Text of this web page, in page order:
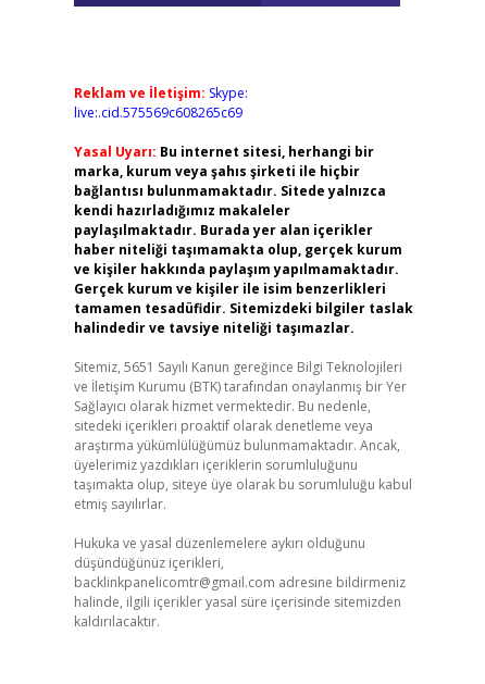
Reklam ve İletişim: Skype:
live:.cid.575569c608265c69
Yasal Uyarı: Bu internet sitesi, herhangi bir
marka, kurum veya şahıs şirketi ile hiçbir
bağlantısı bulunmamaktadır. Sitede yalnızca
kendi hazırladığımız makaleler
paylaşılmaktadır. Burada yer alan içerikler
haber niteliği taşımamakta olup, gerçek kurum
ve kişiler hakkında paylaşım yapılmamaktadır.
Gerçek kurum ve kişiler ile isim benzerlikleri
tamamen tesadüfidir. Sitemizdeki bilgiler taslak
halindedir ve tavsiye niteliği taşımazlar.
Sitemiz, 5651 Sayılı Kanun gereğince Bilgi Teknolojileri
ve İletişim Kurumu (BTK) tarafından onaylanmış bir Yer
Sağlayıcı olarak hizmet vermektedir. Bu nedenle,
sitedeki içerikleri proaktif olarak denetleme veya
araştırma yükümlülüğümüz bulunmamaktadır. Ancak,
üyelerimiz yazdıkları içeriklerin sorumluluğunu
taşımakta olup, siteye üye olarak bu sorumluluğu kabul
etmiş sayılırlar.
Hukuka ve yasal düzenlemelere aykırı olduğunu
düşündüğünüz içerikleri,
backlinkpanelicomtr@gmail.com adresine bildirmeniz
halinde, ilgili içerikler yasal süre içerisinde sitemizden
kaldırılacaktır.